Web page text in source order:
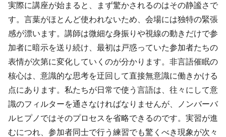
実際に講座が始まると、まず驚かされるのはその静謐さで
す。言葉がほとんど使われないため、会場には独特の緊張
感が漂います。講師は微細な身振りや視線の動きだけで参
加者に暗示を送り続け、最初は戸惑っていた参加者たちの
表情が次第に変化していくのが分かります。非言語催眠の
核心は、意識的な思考を迂回して直接無意識に働きかける
点にあります。私たちが日常で使う言語は、往々にして意
識のフィルターを通さなければなりませんが、ノンバーバ
ルヒプノではそのプロセスを省略できるのです。実習が進
むにつれ、参加者同士で行う練習でも驚くべき現象が次々